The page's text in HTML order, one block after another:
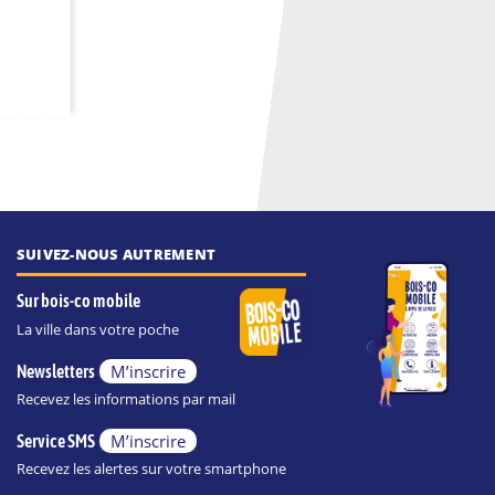
SUIVEZ-NOUS AUTREMENT
Sur bois-co mobile
La ville dans votre poche
Newsletters M’inscrire
Recevez les informations par mail
Service SMS M’inscrire
Recevez les alertes sur votre smartphone